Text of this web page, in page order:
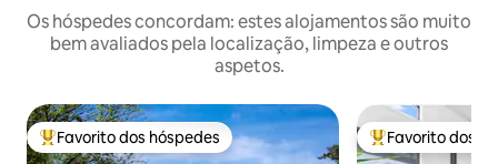
Os hóspedes concordam: estes alojamentos são muito
bem avaliados pela localização, limpeza e outros
aspetos.
Favoritos dos hóspedes mais apreciados
Favorito dos hóspedes Favoritos dos
Favorito dos